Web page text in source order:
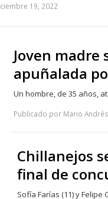
19, 2022
Joven
apuñalada
Un hombre, de 35 años,
Publicado por Mario
Chillanejos
final de
Sofía Farías (11) y